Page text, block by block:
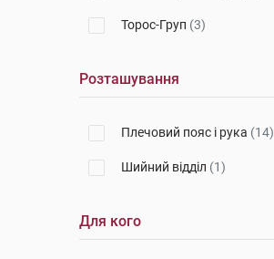
Торос-Груп (3)
Розташування
Плечовий пояс і рука (14)
Шийний відділ (1)
Для кого